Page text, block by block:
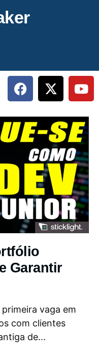
Garantir
vaga em
com clientes
de...